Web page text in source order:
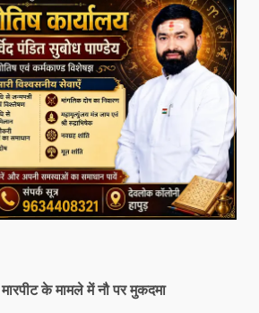
मारपीट के मामले में नौ पर मुकदमा